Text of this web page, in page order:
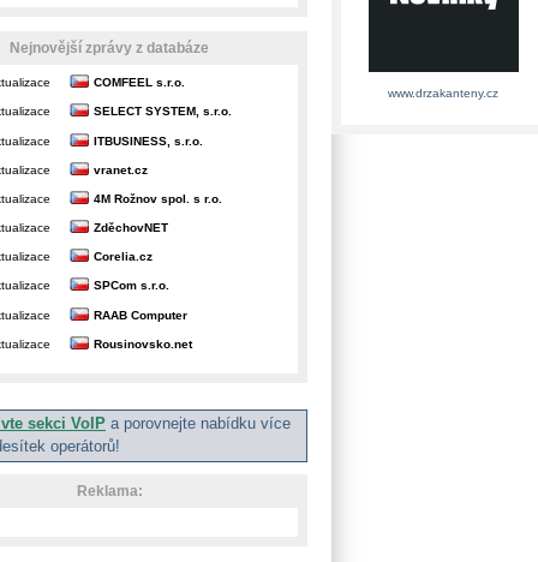
Nejnovější zprávy z databáze
COMFEEL s.r.o.
SELECT SYSTEM, s.r.o.
ITBUSINESS, s.r.o.
vranet.cz
4M Rožnov spol. s r.o.
ZděchovNET
Corelia.cz
SPCom s.r.o.
RAAB Computer
Rousinovsko.net
sekci VoIP a porovnejte nabídku více
operátorů!
Reklama:
www.drzakanteny.cz